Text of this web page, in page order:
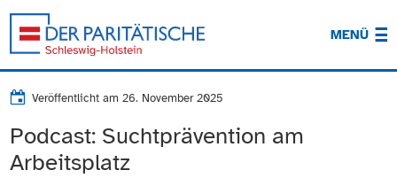
MENÜ
Veröffentlicht am26. November 2025
Podcast: Suchtprävention am
Arbeitsplatz